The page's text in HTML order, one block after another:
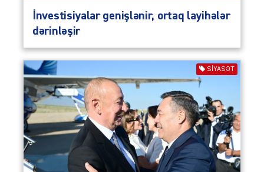
İnvestisiyalar genişlənir, ortaq layihələr
dərinləşir
SIYASƏT